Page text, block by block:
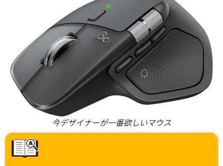
今デザイナーが一番欲しいマウス